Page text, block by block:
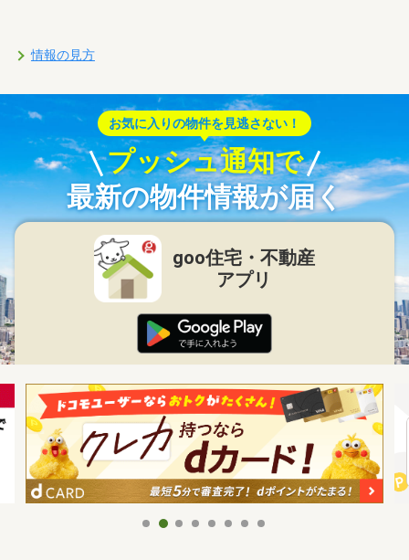
情報の見方
お気に入りの物件を見逃さない！
プッシュ通知で
最新の物件情報が届く
goo住宅・不動産
アプリ